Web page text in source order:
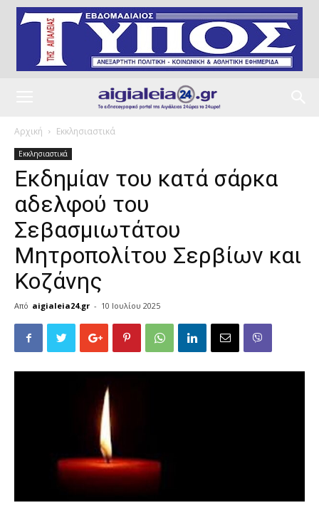
Αρχική Εκκλησιαστικά
Εκκλησιαστικά
Eκδημίαν του κατά σάρκα
αδελφού του
Σεβασμιωτάτου
Μητροπολίτου Σερβίων και
Κοζάνης
Από aigialeia24.gr - 10 Ιουλίου 2025